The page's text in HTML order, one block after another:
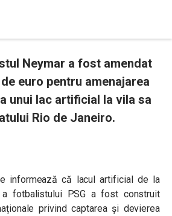
Neymar a fost amendat
euro pentru amenajarea
unui lac artificial la vila sa
Rio de Janeiro.
informează că lacul artificial de la
fotbalistului PSG a fost construit
privind captarea și devierea